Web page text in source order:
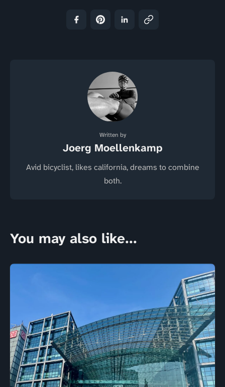
Written by
Joerg Moellenkamp
Avid bicyclist, likes california, dreams to combine
both.
You may also like...